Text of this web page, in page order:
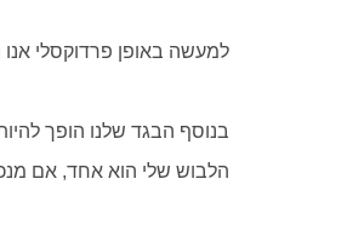
‏למעשה באופן פרדוקסלי
בנוסף הבגד שלנו הופך
הלבוש שלי הוא אחד, אם